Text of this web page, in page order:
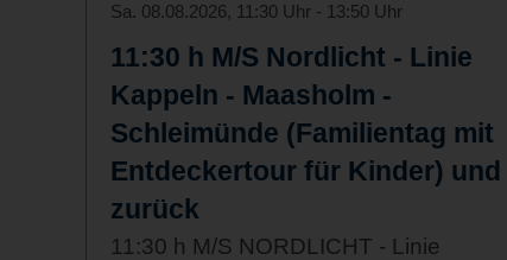
Sa. 08.08.2026, 11:30 Uhr - 13:50 Uhr
11:30 h M/S Nordlicht - Linie
Kappeln - Maasholm -
Schleimünde (Familientag mit
Entdeckertour für Kinder) und
zurück
11:30 h M/S NORDLICHT - Linie